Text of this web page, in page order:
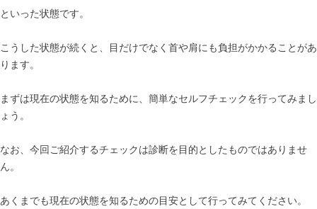
といった状態です。
こうした状態が続くと、目だけでなく首や肩にも負担がかかることがあ
ります。
まずは現在の状態を知るために、簡単なセルフチェックを行ってみまし
ょう。
なお、今回ご紹介するチェックは診断を目的としたものではありませ
ん。
あくまでも現在の状態を知るための目安として行ってみてください。